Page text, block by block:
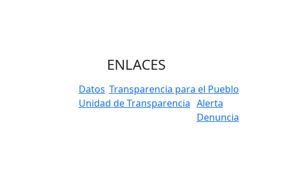
ENLACES
Datos Transparencia para el Pueblo
Unidad de Transparencia Alerta
Denuncia